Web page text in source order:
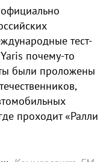
тест-
почему-то
были проложены
проходит «Ралли